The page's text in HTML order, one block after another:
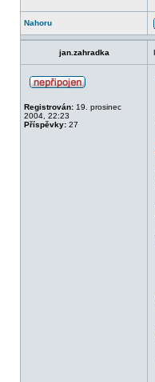
Nahoru
jan.zahradka
Registrován: 19. prosinec
2004, 22:23
Příspěvky: 27